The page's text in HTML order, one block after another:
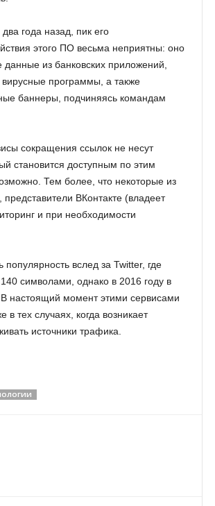
года назад, пик его
этого ПО весьма неприятны: оно
из банковских приложений,
программы, а также
баннеры, подчиняясь командам
сокращения ссылок не несут
становится доступным по этим
Тем более, что некоторые из
ВКонтакте (владеет
и при необходимости
вслед за Twitter, где
символами, однако в 2016 году в
настоящий момент этими сервисами
тех случаях, когда возникает
источники трафика.